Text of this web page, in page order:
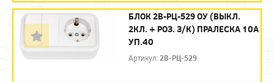
БЛОК 2В-РЦ-529 ОУ (ВЫКЛ.
2КЛ. + РОЗ. З/К) ПРАЛЕСКА 10А
УП.40
Артикул: 2В-РЦ-529